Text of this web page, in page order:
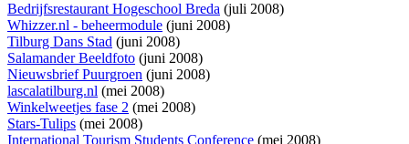
Bedrijfsrestaurant Hogeschool Breda (juli 2008)
Whizzer.nl - beheermodule (juni 2008)
Tilburg Dans Stad (juni 2008)
Salamander Beeldfoto (juni 2008)
Nieuwsbrief Puurgroen (juni 2008)
lascalatilburg.nl (mei 2008)
Winkelweetjes fase 2 (mei 2008)
Stars-Tulips (mei 2008)
International Tourism Students Conference (mei 2008)